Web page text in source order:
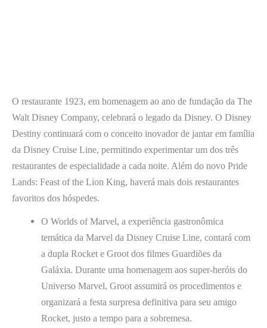
O restaurante 1923, em homenagem ao ano de fundação da The
Walt Disney Company, celebrará o legado da Disney. O Disney
Destiny continuará com o conceito inovador de jantar em família
da Disney Cruise Line, permitindo experimentar um dos três
restaurantes de especialidade a cada noite. Além do novo Pride
Lands: Feast of the Lion King, haverá mais dois restaurantes
favoritos dos hóspedes.
O Worlds of Marvel, a experiência gastronômica
temática da Marvel da Disney Cruise Line, contará com
a dupla Rocket e Groot dos filmes Guardiões da
Galáxia. Durante uma homenagem aos super-heróis do
Universo Marvel, Groot assumirá os procedimentos e
organizará a festa surpresa definitiva para seu amigo
Rocket, justo a tempo para a sobremesa.